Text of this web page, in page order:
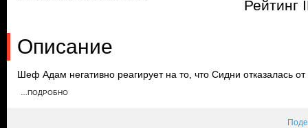
Рейтинг
Описание
Шеф Адам негативно реагирует на то, что Сидни отказалась
как Тина просит Луку помочь, когда пытается быстро
…ПОДРОБНО